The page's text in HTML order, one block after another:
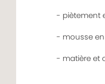
- piètement
- mousse
- matière et